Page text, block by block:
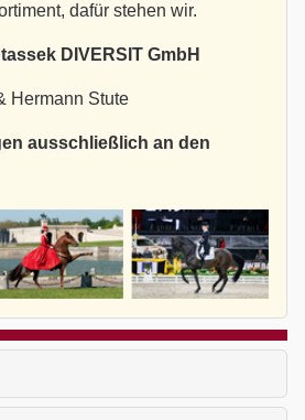
dafür stehen wir.
DIVERSIT GmbH
Hermann Stute
ausschließlich an den